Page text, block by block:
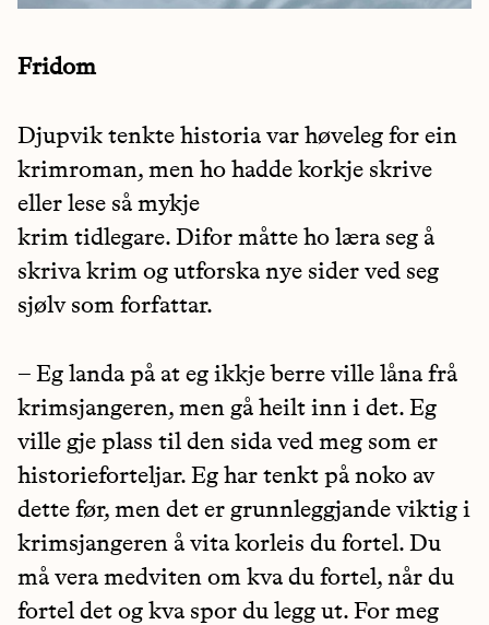
Fridom
Djupvik tenkte historia var høveleg for ein
krimroman, men ho hadde korkje skrive
eller lese så mykje
krim tidlegare. Difor måtte ho læra seg å
skriva krim og utforska nye sider ved seg
sjølv som forfattar.
– Eg landa på at eg ikkje berre ville låna frå
krimsjangeren, men gå heilt inn i det. Eg
ville gje plass til den sida ved meg som er
historieforteljar. Eg har tenkt på noko av
dette før, men det er grunnleggjande viktig i
krimsjangeren å vita korleis du fortel. Du
må vera medviten om kva du fortel, når du
fortel det og kva spor du legg ut. For meg